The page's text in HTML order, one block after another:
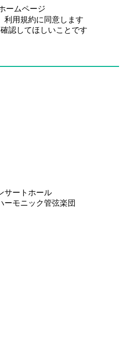
ームページ
利用規約に同意します
認してほしいことです
サートホール
ーモニック管弦楽団